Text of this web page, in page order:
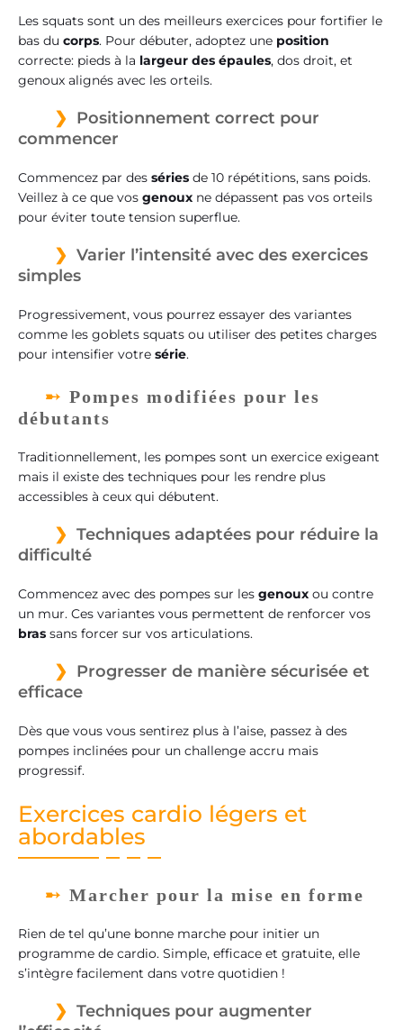
Les squats sont un des meilleurs exercices pour fortifier le
bas du corps. Pour débuter, adoptez une position
correcte: pieds à la largeur des épaules, dos droit, et
genoux alignés avec les orteils.
Positionnement correct pour
commencer
Commencez par des séries de 10 répétitions, sans poids.
Veillez à ce que vos genoux ne dépassent pas vos orteils
pour éviter toute tension superflue.
Varier l’intensité avec des exercices
simples
Progressivement, vous pourrez essayer des variantes
comme les goblets squats ou utiliser des petites charges
pour intensifier votre série.
Pompes modifiées pour les
débutants
Traditionnellement, les pompes sont un exercice exigeant
mais il existe des techniques pour les rendre plus
accessibles à ceux qui débutent.
Techniques adaptées pour réduire la
difficulté
Commencez avec des pompes sur les genoux ou contre
un mur. Ces variantes vous permettent de renforcer vos
bras sans forcer sur vos articulations.
Progresser de manière sécurisée et
efficace
Dès que vous vous sentirez plus à l’aise, passez à des
pompes inclinées pour un challenge accru mais
progressif.
Exercices cardio légers et
abordables
Marcher pour la mise en forme
Rien de tel qu’une bonne marche pour initier un
programme de cardio. Simple, efficace et gratuite, elle
s’intègre facilement dans votre quotidien !
Techniques pour augmenter